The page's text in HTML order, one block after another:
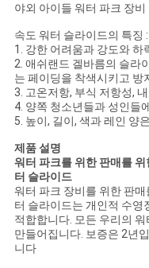
하
다
NEWS
사
이
트
맵
야외 아이들 워터 파크 장
속도 워터 슬라이드의 특징 :
1. 강한 어려움과 강도와 하
2. 애쉬랜드 겔바름의 슬라
는 페이딩을 착색시키고 방
3. 고온저항, 부식 저항성,
4. 양쪽 청소년들과 성인들
5. 높이, 길이, 색과 레인 양
제품 설명
워터 파크를 위한 판매를
터 슬라이드
워터 파크 장비를 위한판매
터 슬라이드는 개인적 수영
적합합니다. 모든 우리의
만들어집니다. 보증은 2년
니다